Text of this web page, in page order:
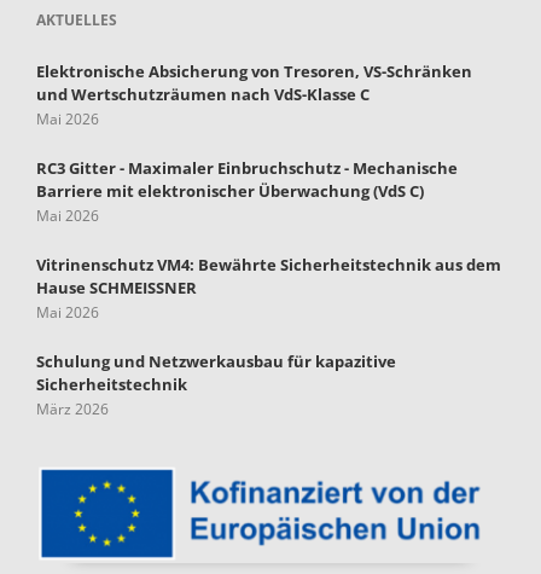
AKTUELLES
Elektronische Absicherung von Tresoren, VS-Schränken
und Wertschutzräumen nach VdS-Klasse C
Mai 2026
RC3 Gitter - Maximaler Einbruchschutz - Mechanische
Barriere mit elektronischer Überwachung (VdS C)
Mai 2026
Vitrinenschutz VM4: Bewährte Sicherheitstechnik aus dem
Hause SCHMEISSNER
Mai 2026
Schulung und Netzwerkausbau für kapazitive
Sicherheitstechnik
März 2026